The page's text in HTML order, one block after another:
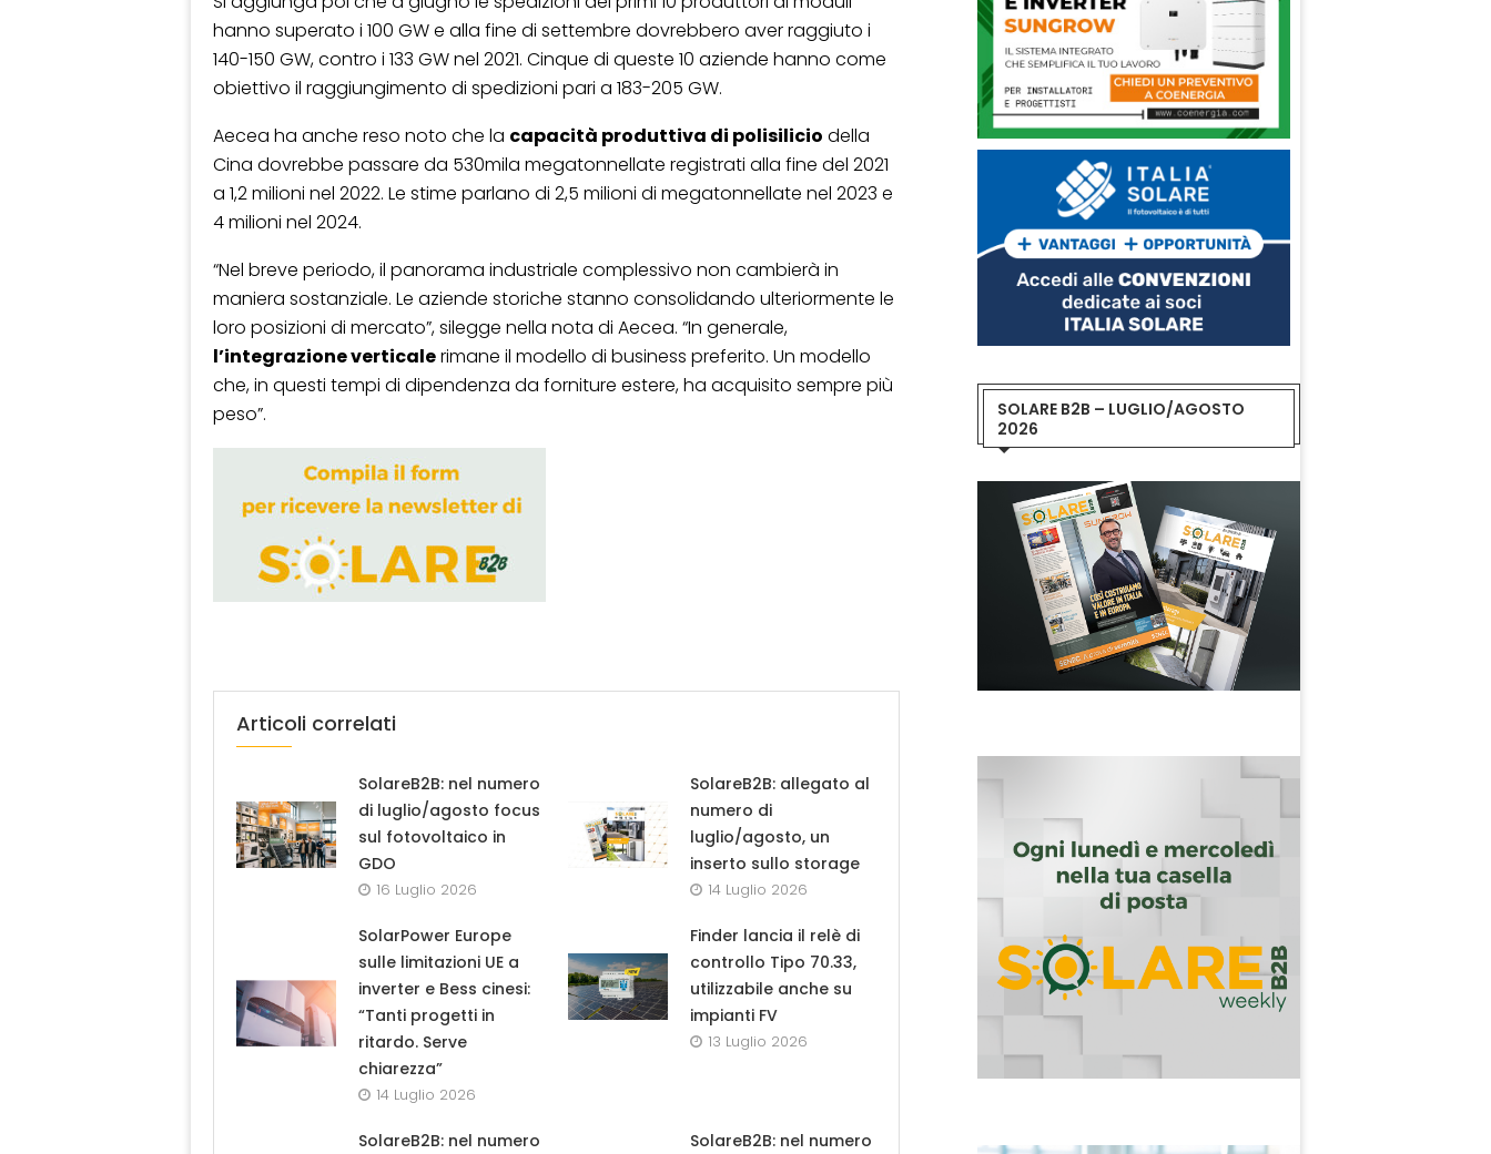
hanno superato i 100 GW e alla fine di settembre dovrebbero aver raggiuto i
140-150 GW, contro i 133 GW nel 2021. Cinque di queste 10 aziende hanno come
obiettivo il raggiungimento di spedizioni pari a 183-205 GW.
Aecea ha anche reso noto che la capacità produttiva di polisilicio della
Cina dovrebbe passare da 530mila megatonnellate registrati alla fine del 2021
a 1,2 milioni nel 2022. Le stime parlano di 2,5 milioni di megatonnellate nel 2023 e
4 milioni nel 2024.
“Nel breve periodo, il panorama industriale complessivo non cambierà in
maniera sostanziale. Le aziende storiche stanno consolidando ulteriormente le
loro posizioni di mercato”, silegge nella nota di Aecea. “In generale,
l’integrazione verticalerimane il modello di business preferito. Un modello
che, in questi tempi di dipendenza da forniture estere, ha acquisito sempre più
peso”.
Articoli correlati
SolareB2B: nel numero
di luglio/agosto focus
sul fotovoltaico in
GDO
16 Luglio 2026
SolareB2B: allegato al
numero di
luglio/agosto, un
inserto sullo storage
14 Luglio 2026
SolarPower Europe
sulle limitazioni UE a
inverter e Bess cinesi:
“Tanti progetti in
ritardo. Serve
chiarezza”
14 Luglio 2026
Finder lancia il relè di
controllo Tipo 70.33,
utilizzabile anche su
impianti FV
13 Luglio 2026
SolareB2B: nel numero
SolareB2B: nel numero
SOLARE B2B – LUGLIO/AGOSTO
2026